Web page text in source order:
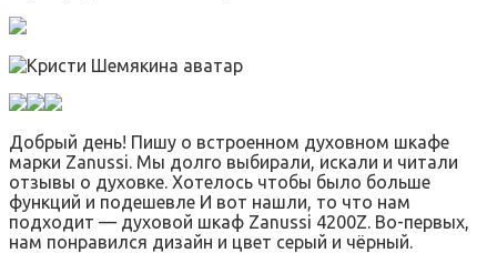
Добрый день! Пишу о встроенном духовном шкафе
марки Zanussi. Мы долго выбирали, искали и читали
отзывы о духовке. Хотелось чтобы было больше
функций и подешевле И вот нашли, то что нам
подходит — духовой шкаф Zanussi 4200Z. Во-первых,
нам понравился дизайн и цвет серый и чёрный.